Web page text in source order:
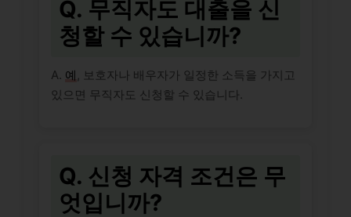
Q. 무직자도 대출을 신
청할 수 있습니까?
A. 예
, 보호자나 배우자가 일정한 소득을 가지고
있으면 무직자도 신청할 수 있습니다.
Q. 신청 자격 조건은 무
엇입니까?